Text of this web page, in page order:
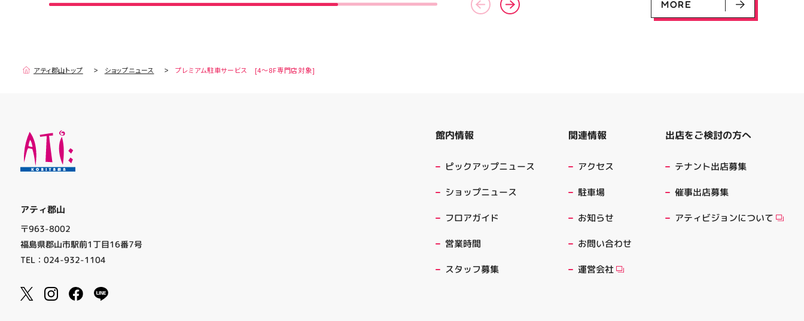
MORE
アティ郡山トップ ショップニュース プレミアム駐車サービス [4～8F専門店対象]
アティ郡山
〒963-8002
福島県郡山市駅前1丁目16番7号
TEL：024-932-1104
館内情報
ピックアップニュース
ショップニュース
フロアガイド
営業時間
スタッフ募集
関連情報
アクセス
駐車場
お知らせ
お問い合わせ
運営会社
出店をご検討の方へ
テナント出店募集
催事出店募集
アティビジョンについて